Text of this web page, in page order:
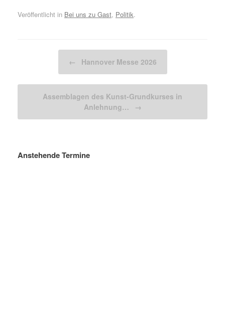
Veröffentlicht in Bei uns zu Gast, Politik.
← Hannover Messe 2026
Assemblagen des Kunst-Grundkurses in
Anlehnung…
→
Anstehende Termine